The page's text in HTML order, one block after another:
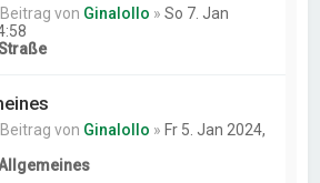
Beitrag von Ginalollo »So 7. Jan
Beitrag von Ginalollo » Fr 5. Jan 2024,